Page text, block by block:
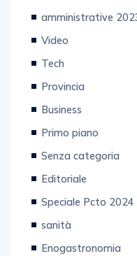
amministrative
Video
Tech
Provincia
Business
Primo piano
Senza categoria
Editoriale
Speciale Pcto 2024
sanità
Enogastronomia